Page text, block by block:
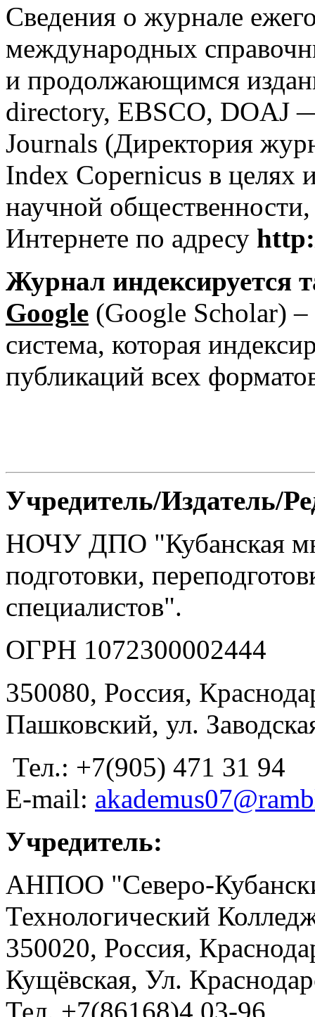
Сведения о журнале
международных
и продолжающимся
directory, EBSCO, DOAJ
Journals (Директория
Index Copernicus в
научной
Интернете по адресу http
Журнал индексируется
Google (Google Scholar) –
система, которая
публикаций всех
Учредитель/Издатель/
НОЧУ ДПО "Кубанская
подготовки,
специалистов".
ОГРН 1072300002444
350080, Россия,
Пашковский, ул.
Тел.: +7(905) 471 31 94
E-mail:
Учредитель:
АНПОО "Северо-
Технологический
350020, Россия,
Кущёвская, Ул.
Тел. +7(86168)4 03-96